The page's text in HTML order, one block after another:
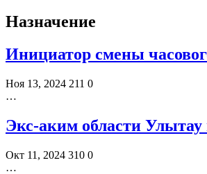
Назначение
Инициатор смены
Ноя 13, 2024 211 0
…
Экс-аким области
Окт 11, 2024 310 0
…